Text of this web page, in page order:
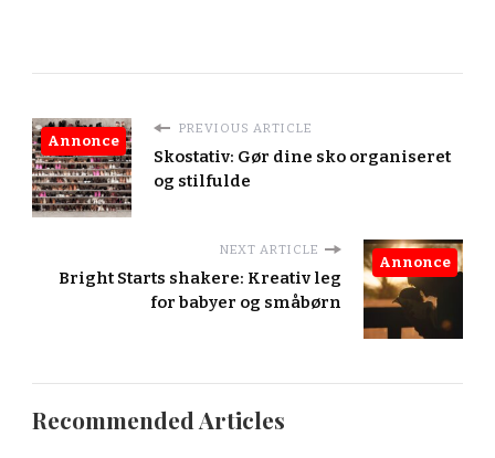
PREVIOUS ARTICLE
Skostativ: Gør dine sko organiseret
og stilfulde
Annonce
NEXT ARTICLE
Bright Starts shakere: Kreativ leg
for babyer og småbørn
Annonce
Recommended Articles